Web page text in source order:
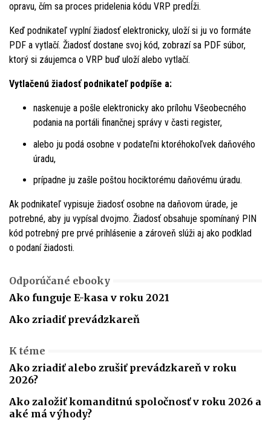
opravu, čím sa proces pridelenia kódu VRP predĺži.
Keď podnikateľ vyplní žiadosť elektronicky, uloží si ju vo formáte
PDF a vytlačí. Žiadosť dostane svoj kód, zobrazí sa PDF súbor,
ktorý si záujemca o VRP buď uloží alebo vytlačí.
Vytlačenú žiadosť podnikateľ podpíše a:
naskenuje a pošle elektronicky ako prílohu Všeobecného
podania na portáli finančnej správy v časti register,
alebo ju podá osobne v podateľni ktoréhokoľvek daňového
úradu,
prípadne ju zašle poštou hociktorému daňovému úradu.
Ak podnikateľ vypisuje žiadosť osobne na daňovom úrade, je
potrebné, aby ju vypísal dvojmo. Žiadosť obsahuje spomínaný PIN
kód potrebný pre prvé prihlásenie a zároveň slúži aj ako podklad
o podaní žiadosti.
Odporúčané ebooky
Ako funguje E-kasa v roku 2021
Ako zriadiť prevádzkareň
K téme
Ako zriadiť alebo zrušiť prevádzkareň v roku
2026?
Ako založiť komanditnú spoločnosť v roku 2026 a
aké má výhody?